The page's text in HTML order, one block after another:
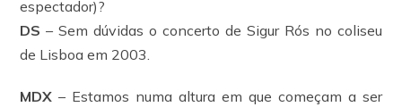
espectador)?
DS – Sem dúvidas o concerto de Sigur Rós no coliseu
de Lisboa em 2003.
MDX – Estamos numa altura em que começam a ser